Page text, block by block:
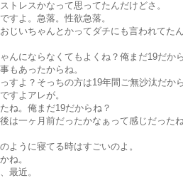
トレスかなって思ってたんだけどさ。
すよ。急落。性欲急落。
じいちゃんとかってダチにも言われてた
んにならなくてもよくね？俺まだ19だか
もあったからね。
すよ？そっちの方は19年間ご無沙汰だか
すよアレが。
ね。俺まだ19だからね？
は一ヶ月前だったかなぁって感じだった
ように寝てる時はすごいのよ。
ね。
最近。